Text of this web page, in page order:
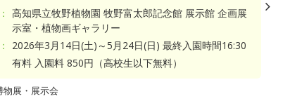
高知県立牧野植物園 牧野富太郎記念館 展示館 企画展
示室・植物画ギャラリー
2026年3月14日(土)～5月24日(日) 最終入園時間16:30
有料 入園料 850円（高校生以下無料）
物展・展示会